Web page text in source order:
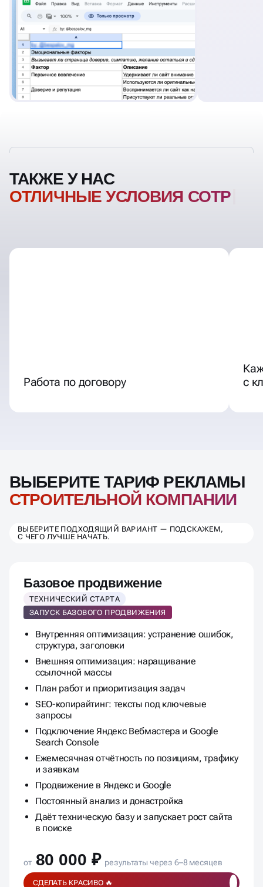
ТАКЖЕ У НАС
ОТЛИЧНЫЕ УСЛОВИЯ
ВЫБЕРИТЕ ТАРИФ РЕКЛАМЫ
Базовое продвижение
ТЕХНИЧЕСКИЙ СТАРТА
ЗАПУСК БАЗОВОГО ПРОДВИЖЕНИЯ
Внутренняя оптимизация: устранение ошибок,
структура, заголовки
Внешняя оптимизация: наращивание
ссылочной массы
План работ и приоритизация задач
SEO-копирайтинг: тексты под ключевые
запросы
Подключение Яндекс Вебмастера и Google
Search Console
Ежемесячная отчётность по позициям, трафику
и заявкам
Продвижение в Яндекс и Google
Постоянный анализ и донастройка
Даёт техническую базу и запускает рост сайта
от 80 000 ₽ результаты через 6–8 месяцев